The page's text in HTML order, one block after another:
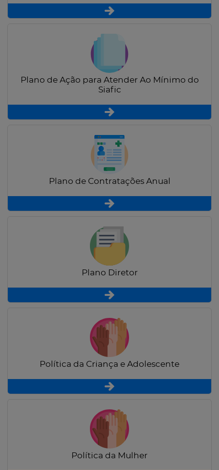
Plano de Ação para Atender Ao Mínimo do
Siafic
Plano de Contratações Anual
Plano Diretor
Política da Criança e Adolescente
Política da Mulher